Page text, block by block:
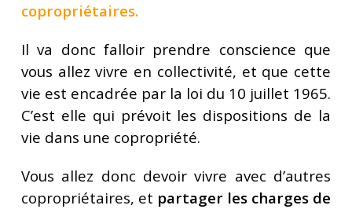
copropriétaires.
Il va donc falloir prendre conscience que
vous allez vivre en collectivité, et que cette
vie est encadrée par la loi du 10 juillet 1965.
C’est elle qui prévoit les dispositions de la
vie dans une copropriété.
Vous allez donc devoir vivre avec d’autres
copropriétaires, et partager les charges de